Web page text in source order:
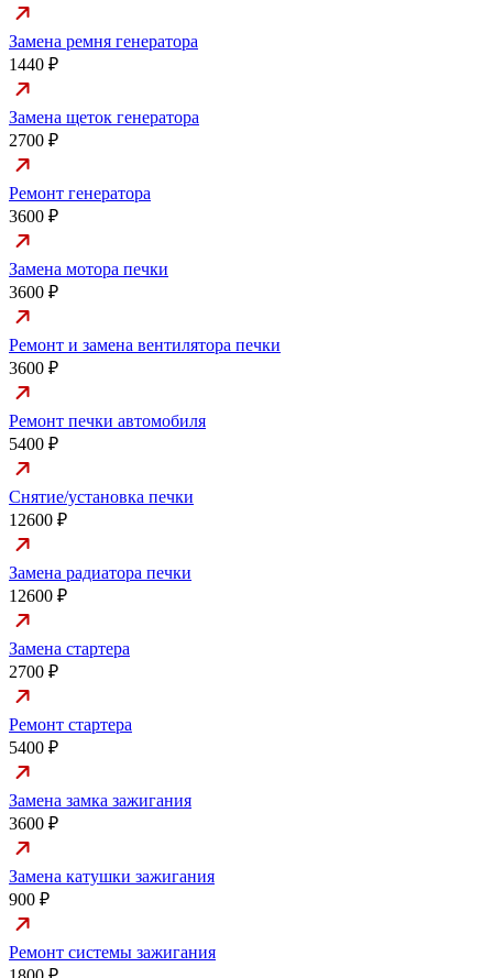
Замена ремня генератора
1440 ₽
Замена щеток генератора
2700 ₽
Ремонт генератора
3600 ₽
Замена мотора печки
3600 ₽
Ремонт и замена вентилятора печки
3600 ₽
Ремонт печки автомобиля
5400 ₽
Снятие/установка печки
12600 ₽
Замена радиатора печки
12600 ₽
Замена стартера
2700 ₽
Ремонт стартера
5400 ₽
Замена замка зажигания
3600 ₽
Замена катушки зажигания
900 ₽
Ремонт системы зажигания